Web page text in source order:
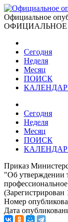
Официальное
Сегодня
Неделя
Месяц
ПОИСК
Сегодня
Неделя
Месяц
ПОИСК
Приказ
"Об утверждении
Номер
Дата